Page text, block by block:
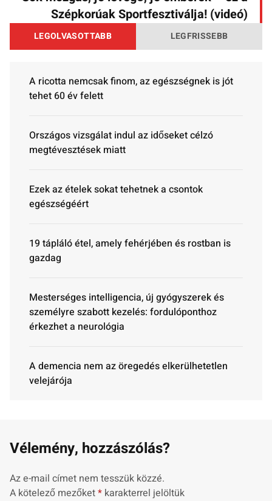
Szépkorúak Sportfesztiválja! (videó)
LEGOLVASOTTABB LEGFRISSEBB
A ricotta nemcsak finom, az egészségnek is jót
tehet 60 év felett
Országos vizsgálat indul az időseket célzó
megtévesztések miatt
Ezek az ételek sokat tehetnek a csontok
egészségéért
19 tápláló étel, amely fehérjében és rostban is
gazdag
Mesterséges intelligencia, új gyógyszerek és
személyre szabott kezelés: fordulóponthoz
érkezhet a neurológia
A demencia nem az öregedés elkerülhetetlen
velejárója
Vélemény, hozzászólás?
Az e-mail címet nem tesszük közzé.
A kötelező mezőket* karakterrel jelöltük